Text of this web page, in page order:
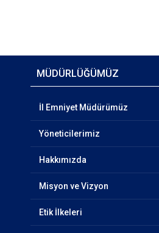
MÜDÜRLÜĞÜMÜZ
İl Emniyet Müdürümüz
Yöneticilerimiz
Hakkımızda
Misyon ve Vizyon
Etik İlkeleri